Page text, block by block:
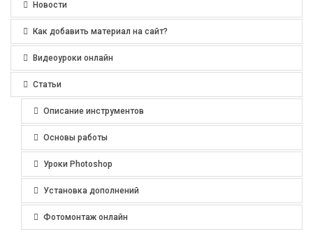
Новости
Как добавить материал на сайт?
Видеоуроки онлайн
Статьи
Описание инструментов
Основы работы
Уроки Photoshop
Установка дополнений
Фотомонтаж онлайн